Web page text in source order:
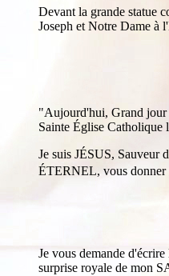
Devant la grande statue
Joseph et Notre Dame à
"Aujourd'hui, Grand jour
Sainte Église Catholique
Je suis JÉSUS, Sauveur
ÉTERNEL, vous
Je vous demande
surprise royale de mon